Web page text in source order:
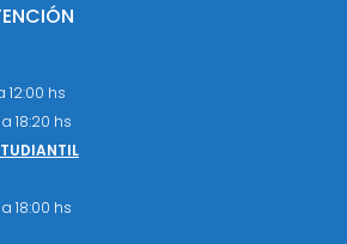
12:00 hs
18:20 hs
18:00 hs